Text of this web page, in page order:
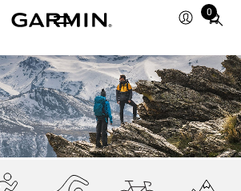
0
Total
in
cart:
0